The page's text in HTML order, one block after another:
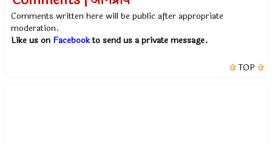
Comments written here will be public after appropriate
moderation.
Like us on Facebookto send us a private message.
TOP